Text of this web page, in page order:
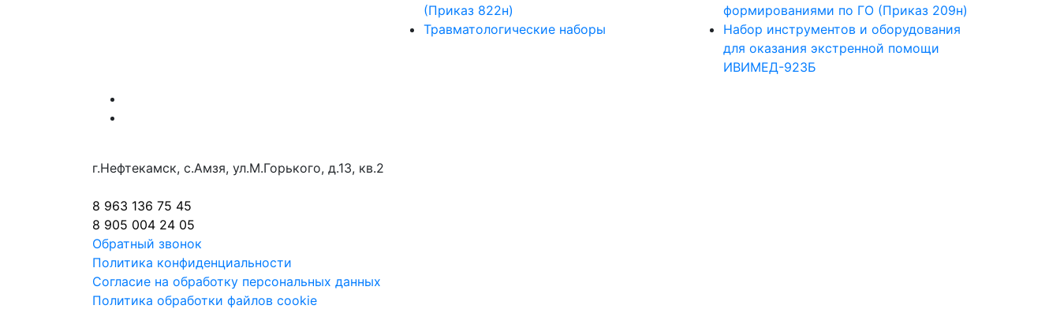
(Приказ 822н)
Травматологические наборы
формированиями по ГО (Приказ 209н)
Набор инструментов и оборудования
для оказания экстренной помощи
ИВИМЕД-923Б
г.Нефтекамск, с.Амзя, ул.М.Горького, д.13, кв.2
8 963 136 75 45
8 905 004 24 05
Обратный звонок
Политика конфиденциальности
Согласие на обработку персональных данных
Политика обработки файлов cookie